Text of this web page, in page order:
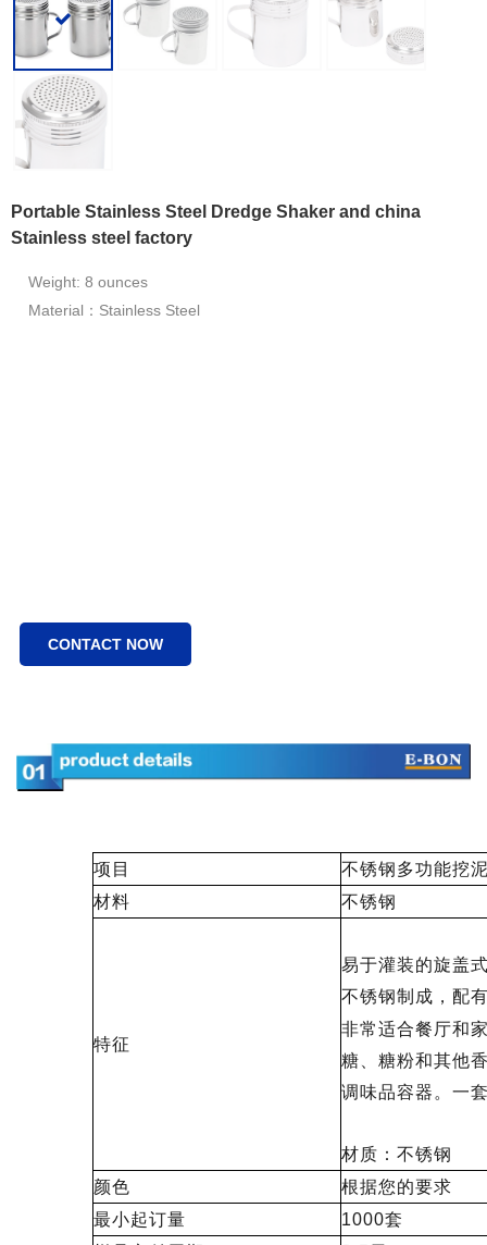
Portable Stainless Steel Dredge Shaker and china
Stainless steel factory
Weight: 8 ounces
Material：Stainless Steel
CONTACT NOW
项目
不锈钢多功能挖
材料
不锈钢
特征
易于灌装的旋盖
不锈钢制成，配
非常适合餐厅和
糖、糖粉和其他
调味品容器。一
材质：不锈钢
颜色
根据您的要求
最小起订量
1000套